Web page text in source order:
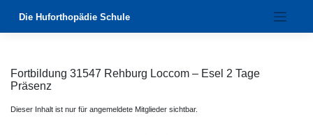
Die Huforthopädie Schule
Fortbildung 31547 Rehburg Loccom – Esel 2 Tage
Präsenz
Dieser Inhalt ist nur für angemeldete Mitglieder sichtbar.